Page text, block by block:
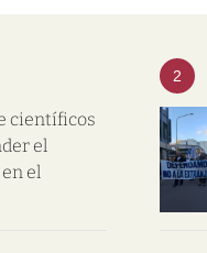
científicos
el
el
2